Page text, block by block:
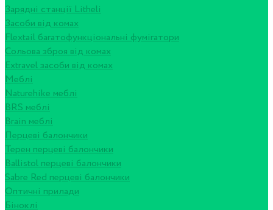
Зарядні станції Litheli
Засоби від комах
Flextail багатофункціональні фумігатори
Сольова зброя від комах
Extravel засоби від комах
Меблі
Naturehike меблі
BRS меблі
Brain меблі
Перцеві балончики
Терен перцеві балончики
Ballistol перцеві балончики
Sabre Red перцеві балончики
Оптичні прилади
Біноклі